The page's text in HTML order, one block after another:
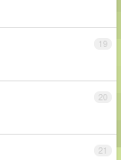
19
20
21